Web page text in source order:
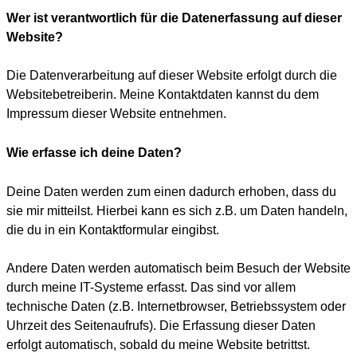
Wer ist verantwortlich für die Datenerfassung auf dieser
Website?
Die Datenverarbeitung auf dieser Website erfolgt durch die
Websitebetreiberin. Meine Kontaktdaten kannst du dem
Impressum dieser Website entnehmen.
Wie erfasse ich deine Daten?
Deine Daten werden zum einen dadurch erhoben, dass du
sie mir mitteilst. Hierbei kann es sich z.B. um Daten handeln,
die du in ein Kontaktformular eingibst.
Andere Daten werden automatisch beim Besuch der Website
durch meine IT-Systeme erfasst. Das sind vor allem
technische Daten (z.B. Internetbrowser, Betriebssystem oder
Uhrzeit des Seitenaufrufs). Die Erfassung dieser Daten
erfolgt automatisch, sobald du meine Website betrittst.